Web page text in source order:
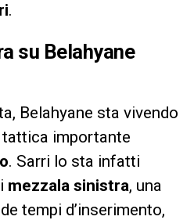
.
su Belahyane
Belahyane sta vivendo
importante
. Sarri lo sta infatti
mezzala sinistra, una
tempi d’inserimento,